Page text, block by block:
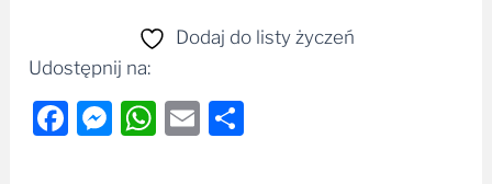
Dodaj do listy życzeń
Udostępnij na:
Facebook
Messenger
WhatsApp
Email